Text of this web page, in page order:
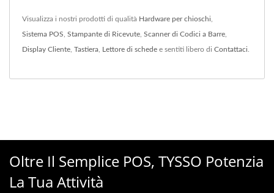
Visualizza i nostri prodotti di qualità Hardware per chioschi
Sistema POS Stampante di Ricevute Scanner di Codici a Barre
Display Cliente Tastiera Lettore di schede e sentiti libero di Contattaci
Oltre Il Semplice POS, TYSSO Potenzia
La Tua Attività